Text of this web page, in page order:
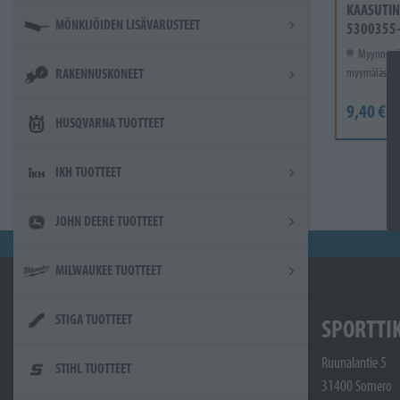
MÖNKIJÖIDEN LISÄVARUSTEET
RAKENNUSKONEET
HUSQVARNA TUOTTEET
IKH TUOTTEET
JOHN DEERE TUOTTEET
MILWAUKEE TUOTTEET
STIGA TUOTTEET
STIHL TUOTTEET
KAASUTIN
myymälässä.
9,40 €
Ruunalantie 5
31400 Somero